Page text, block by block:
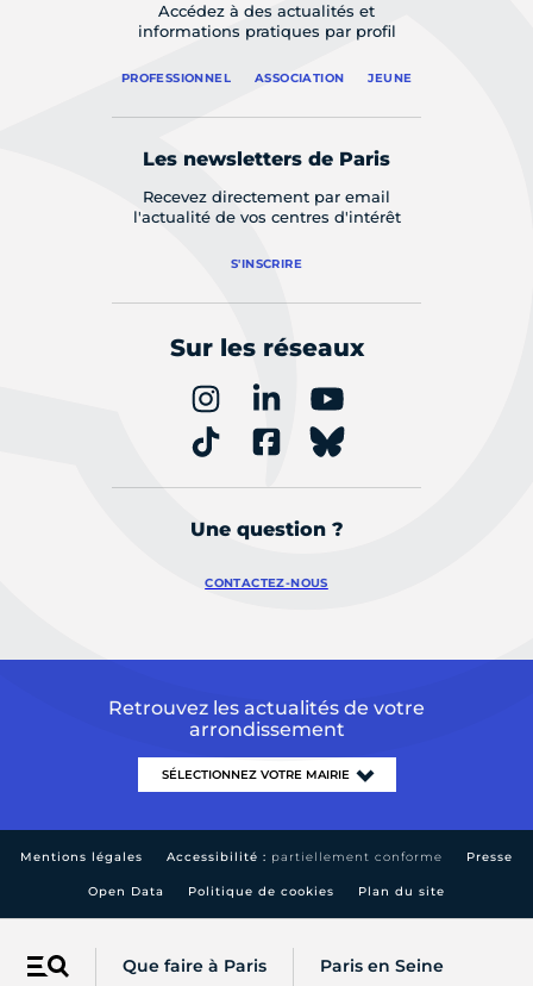
Menu Que faire à Paris Paris en Seine
Accédez à des actualités et
informations pratiques par profil
PROFESSIONNEL ASSOCIATION JEUNE
Les newsletters de Paris
Recevez directement par email
l'actualité de vos centres d'intérêt
S'INSCRIRE
Sur les réseaux
Une question ?
CONTACTEZ-NOUS
Retrouvez les actualités de votre
arrondissement
Mentions légales Accessibilité : partiellement conforme Presse
Open Data Politique de cookies Plan du site